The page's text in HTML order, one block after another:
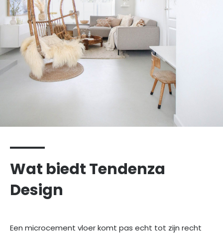
Wat biedt Tendenza
Design
Een microcement vloer komt pas echt tot zijn recht